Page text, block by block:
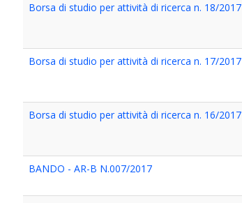
Borsa di studio per attività di ricerca n. 18/2017
Borsa di studio per attività di ricerca n. 17/2017
Borsa di studio per attività di ricerca n. 16/2017
BANDO - AR-B N.007/2017